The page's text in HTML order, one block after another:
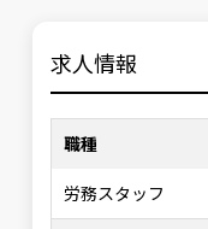
求人情報
職種
労務スタッフ